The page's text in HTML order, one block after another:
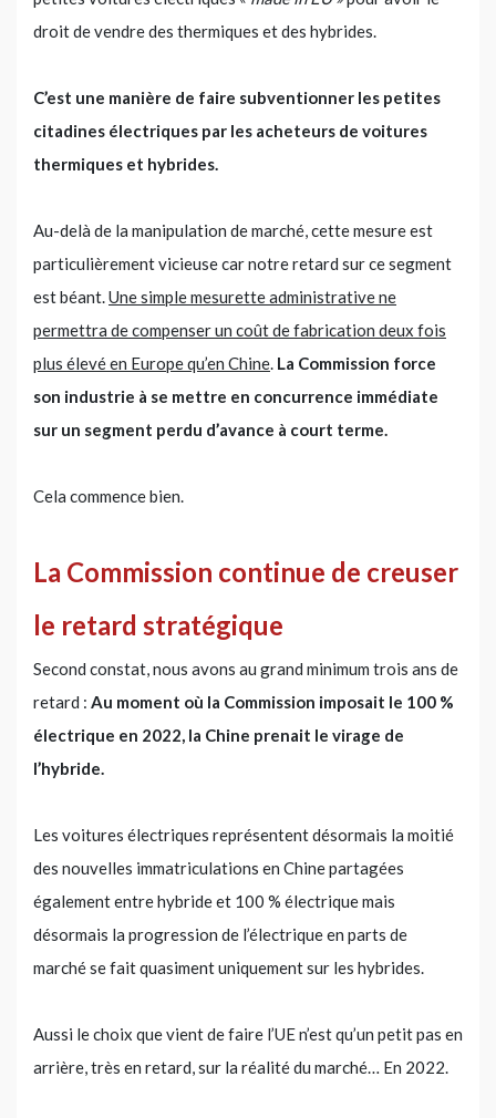
droit de vendre des thermiques et des hybrides.
C’est une manière de faire subventionner les petites
citadines électriques par les acheteurs de voitures
thermiques et hybrides.
Au-delà de la manipulation de marché, cette mesure est
particulièrement vicieuse car notre retard sur ce segment
est béant.Une simple mesurette administrative ne
permettra de compenser un coût de fabrication deux fois
plus élevé en Europe qu’en Chine. La Commission force
son industrie à se mettre en concurrence immédiate
sur un segment perdu d’avance à court terme.
Cela commence bien.
La Commission continue de creuser
le retard stratégique
Second constat, nous avons au grand minimum trois ans de
retard : Au moment où la Commission imposait le 100 %
électrique en 2022, la Chine prenait le virage de
l’hybride.
Les voitures électriques représentent désormais la moitié
des nouvelles immatriculations en Chine partagées
également entre hybride et 100 % électrique mais
désormais la progression de l’électrique en parts de
marché se fait quasiment uniquement sur les hybrides.
Aussi le choix que vient de faire l’UE n’est qu’un petit pas en
arrière, très en retard, sur la réalité du marché… En 2022.